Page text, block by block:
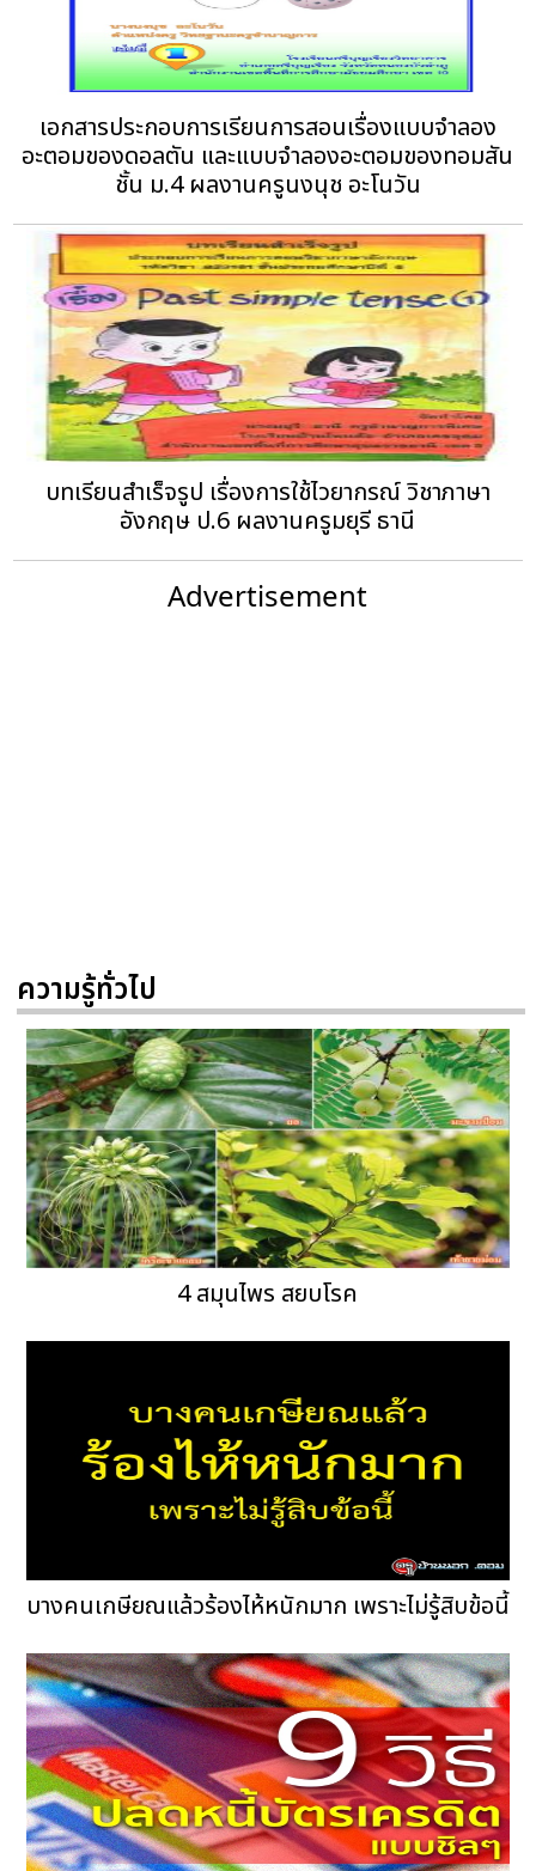
เอกสารประกอบการเรียนการสอนเรื่องแบบจำลอง
อะตอมของดอลตัน และแบบจำลองอะตอมของทอมสัน
ชั้น ม.4 ผลงานครูนงนุช อะโนวัน
บทเรียนสำเร็จรูป เรื่องการใช้ไวยากรณ์ วิชาภาษา
อังกฤษ ป.6 ผลงานครูมยุรี ธานี
Advertisement
ความรู้ทั่วไป
4 สมุนไพร สยบโรค
บางคนเกษียณแล้วร้องไห้หนักมาก เพราะไม่รู้สิบข้อนี้